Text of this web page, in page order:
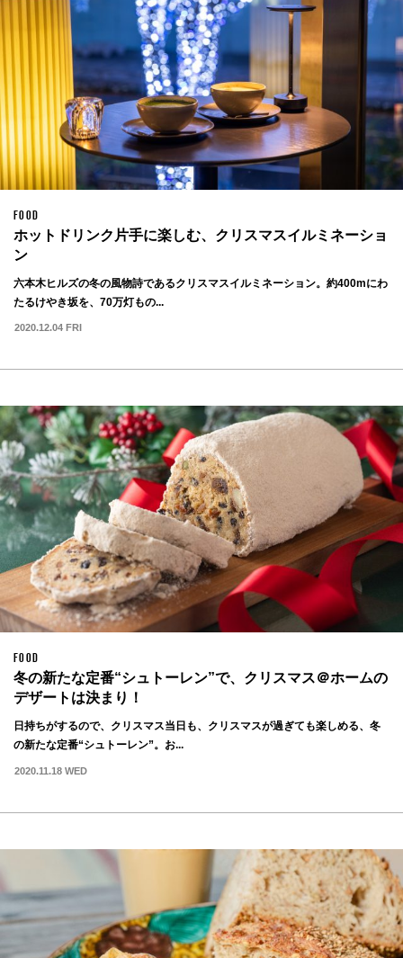
FOOD
ホットドリンク片手に楽しむ、クリスマスイルミネーショ
ン
六本木ヒルズの冬の風物詩であるクリスマスイルミネーション。約400mにわ
たるけやき坂を、70万灯もの...
2020.12.04 FRI
FOOD
冬の新たな定番“シュトーレン”で、クリスマス＠ホームの
デザートは決まり！
日持ちがするので、クリスマス当日も、クリスマスが過ぎても楽しめる、冬
の新たな定番“シュトーレン”。お...
2020.11.18 WED